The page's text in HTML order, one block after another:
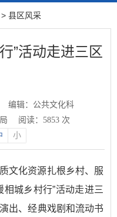
> 县区风采
”活动走进三区
编辑：公共文化科
阅读： 5853 次
小
文化资源扎根乡村、服
城乡村行”活动走进三
出、经典戏剧和流动书